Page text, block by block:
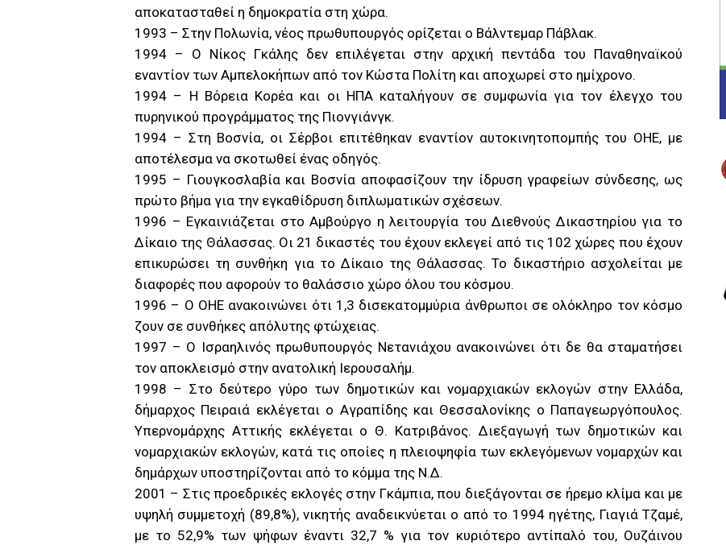
αποκατασταθεί η δημοκρατία στη χώρα.
1993 – Στην Πολωνία, νέος πρωθυπουργός ορίζεται ο Βάλντεμαρ Πάβλακ.
1994 – Ο Νίκος Γκάλης δεν επιλέγεται στην αρχική πεντάδα του Παναθηναϊκού
εναντίον των Αμπελοκήπων από τον Κώστα Πολίτη και αποχωρεί στο ημίχρονο.
1994 – Η Βόρεια Κορέα και οι ΗΠΑ καταλήγουν σε συμφωνία για τον έλεγχο του
πυρηνικού προγράμματος της Πιονγιάνγκ.
1994 – Στη Βοσνία, οι Σέρβοι επιτέθηκαν εναντίον αυτοκινητοπομπής του ΟΗΕ, με
αποτέλεσμα να σκοτωθεί ένας οδηγός.
1995 – Γιουγκοσλαβία και Βοσνία αποφασίζουν την ίδρυση γραφείων σύνδεσης, ως
πρώτο βήμα για την εγκαθίδρυση διπλωματικών σχέσεων.
1996 – Εγκαινιάζεται στο Αμβούργο η λειτουργία του Διεθνούς Δικαστηρίου για το
Δίκαιο της Θάλασσας. Οι 21 δικαστές του έχουν εκλεγεί από τις 102 χώρες που έχουν
επικυρώσει τη συνθήκη για το Δίκαιο της Θάλασσας. Το δικαστήριο ασχολείται με
διαφορές που αφορούν το θαλάσσιο χώρο όλου του κόσμου.
1996 – Ο ΟΗΕ ανακοινώνει ότι 1,3 δισεκατομμύρια άνθρωποι σε ολόκληρο τον κόσμο
ζουν σε συνθήκες απόλυτης φτώχειας.
1997 – Ο Ισραηλινός πρωθυπουργός Νετανιάχου ανακοινώνει ότι δε θα σταματήσει
τον αποκλεισμό στην ανατολική Ιερουσαλήμ.
1998 – Στο δεύτερο γύρο των δημοτικών και νομαρχιακών εκλογών στην Ελλάδα,
δήμαρχος Πειραιά εκλέγεται ο Αγραπίδης και Θεσσαλονίκης ο Παπαγεωργόπουλος.
Υπερνομάρχης Αττικής εκλέγεται ο Θ. Κατριβάνος. Διεξαγωγή των δημοτικών και
νομαρχιακών εκλογών, κατά τις οποίες η πλειοψηφία των εκλεγόμενων νομαρχών και
δημάρχων υποστηρίζονται από το κόμμα της Ν.Δ.
2001 – Στις προεδρικές εκλογές στην Γκάμπια, που διεξάγονται σε ήρεμο κλίμα και με
υψηλή συμμετοχή (89,8%), νικητής αναδεικνύεται ο από το 1994 ηγέτης, Γιαγιά Τζαμέ,
με το 52,9% των ψήφων έναντι 32,7 % για τον κυριότερο αντίπαλό του, Ουζάινου